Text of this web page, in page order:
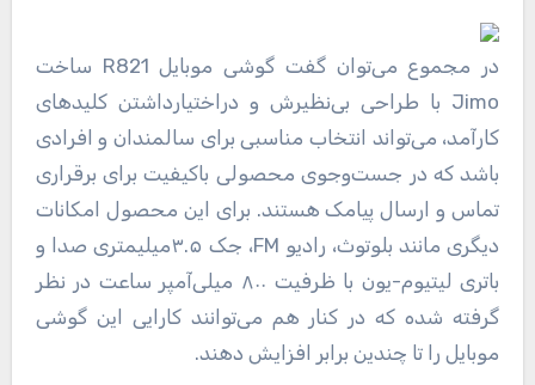
در مجموع می‌توان گفت گوشی موبایل R821 ساخت
Jimo با طراحی بی‌نظیرش و دراختیارداشتن کلیدهای
کارآمد، می‌تواند انتخاب مناسبی برای سالمندان و افرادی
باشد که در جست‌و‌جوی محصولی باکیفیت برای برقراری
تماس و ارسال پیامک هستند. برای این محصول امکانات
دیگری مانند بلوتوث، رادیو FM، جک ۳.۵میلیمتری صدا و
باتری لیتیوم-یون با ظرفیت ۸۰۰ میلی‌آمپر ساعت در نظر
گرفته شده‌ که در کنار هم می‌توانند کارایی این گوشی
موبایل را تا چندین برابر افزایش دهند.